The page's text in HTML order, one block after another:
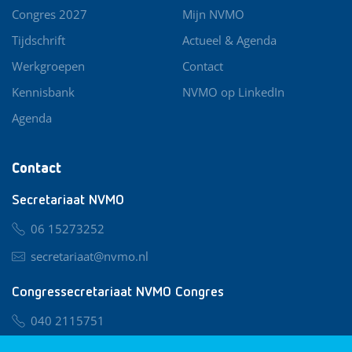
Contact
Secretariaat NVMO
06 15273252
secretariaat@nvmo.nl
Congressecretariaat NVMO Congres
040 2115751
Congres 2027
Tijdschrift
Werkgroepen
Kennisbank
Agenda
Mijn NVMO
Actueel & Agenda
Contact
NVMO op LinkedIn